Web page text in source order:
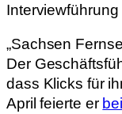
„Sachsen
Der
dass Klicks für
April feierte er